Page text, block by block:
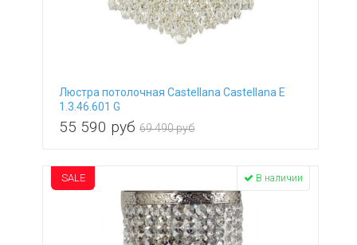
Люстра потолочная Castellana Castellana E
1.3.46.601 G
55 590 руб 69 490 руб
SALE В наличии